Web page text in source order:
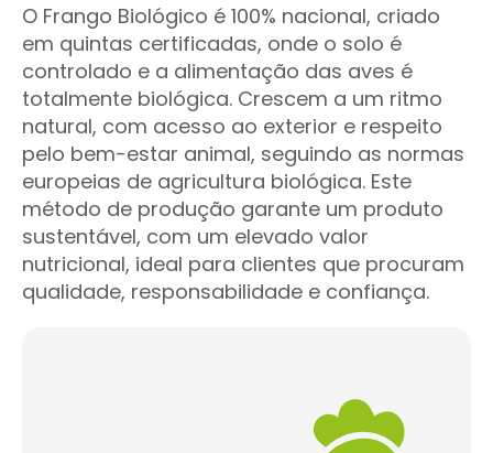
O Frango Biológico é 100% nacional, criado
em quintas certificadas, onde o solo é
controlado e a alimentação das aves é
totalmente biológica. Crescem a um ritmo
natural, com acesso ao exterior e respeito
pelo bem-estar animal, seguindo as normas
europeias de agricultura biológica. Este
método de produção garante um produto
sustentável, com um elevado valor
nutricional, ideal para clientes que procuram
qualidade, responsabilidade e confiança.